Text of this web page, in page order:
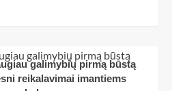
galimybių pirmą būstą
reikalavimai imantiems